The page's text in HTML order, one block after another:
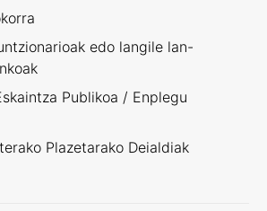
edo langile lan-
Publikoa / Enplegu
Plazetarako Deialdiak